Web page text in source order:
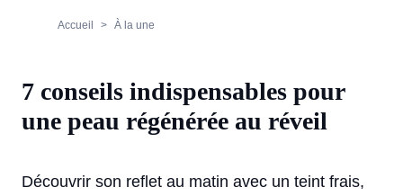
Accueil À la une
7 conseils indispensables pour
une peau régénérée au réveil
Découvrir son reflet au matin avec un teint frais,